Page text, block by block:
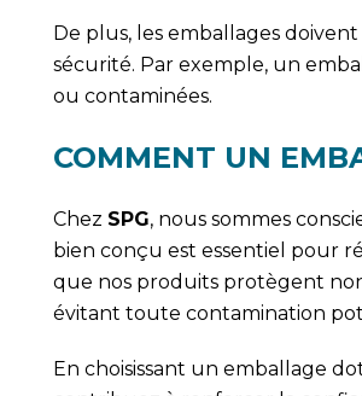
De plus, les emballages
sécurité. Par exemple, un
ou contaminées.
COMMENT UN
Chez SPG, nous sommes
bien conçu est essentiel pour
que nos produits protègent
évitant toute contamination
En choisissant un emballage